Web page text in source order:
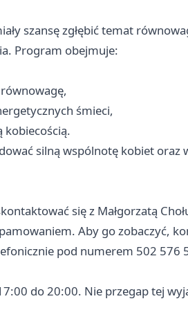
szansę zgłębić temat
Program obejmuje:
śmieci,
kobiecością.
silną wspólnotę kobiet oraz
się z Małgorzatą
Aby go zobaczyć,
pod numerem 502 576
do 20:00. Nie przegap tej